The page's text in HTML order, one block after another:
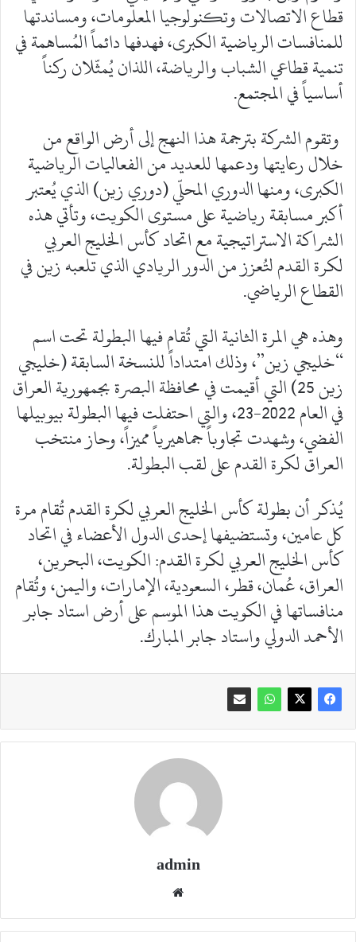
قطاع الاتصالات وتكنولوجيا المعلومات، ومساندتها
للمنافسات الرياضية الكبرى، فهدفها دائماً المُساهمة في
تنمية قطاعي الشباب والرياضة، اللذان يُمثّلان ركناً
أساسياً في المجتمع.
وتقوم الشركة بترجمة هذا النهج إلى أرض الواقع من
خلال رعايتها ودعمها للعديد من الفعاليات الرياضية
الكبرى، ومنها الدوري المحلّي (دوري زين) الذي يُعتبر
أكبر مسابقة رياضية على مستوى الكويت، وتأتي هذه
الشراكة الاستراتيجية مع اتحاد كأس الخليج العربي
لكرة القدم لتُعزز من الدور الريادي الذي تلعبه زين في
القطاع الرياضي.
وهذه هي المرة الثانية التي تُقام فيها البطولة تحت اسم
“خليجي زين”، وذلك امتداداً للنسخة السابقة (خليجي
زين 25) التي أقيمت في محافظة البصرة بجمهورية العراق
في العام 2022-23، والتي احتفلت فيها البطولة بيوبيلها
الفضي، وشهدت تجاوباً جماهيرياً مميزاً، وحاز منتخب
العراق لكرة القدم على لقب البطولة.
يُذكر أن بطولة كأس الخليج العربي لكرة القدم تُقام مرة
كل عامين، وتستضيفها إحدى الدول الأعضاء في اتحاد
كأس الخليج العربي لكرة القدم: الكويت، البحرين،
العراق، عُمان، قطر، السعودية، الإمارات، واليمن، وتُقام
منافساتها في الكويت هذا الموسم على أرض استاد جابر
الأحمد الدولي واستاد جابر المبارك.
admin